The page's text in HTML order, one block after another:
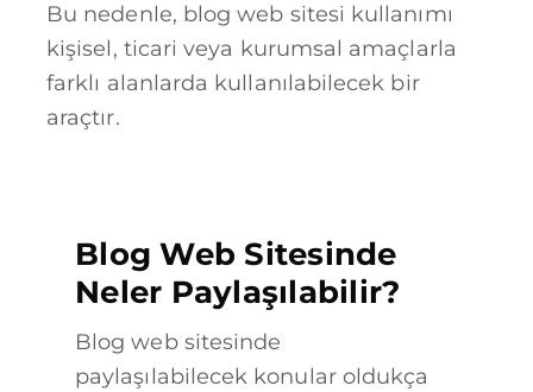
Bu nedenle, blog web sitesi kullanımı
kişisel, ticari veya kurumsal amaçlarla
farklı alanlarda kullanılabilecek bir
araçtır.
Blog Web Sitesinde
Neler Paylaşılabilir?
Blog web sitesinde
paylaşılabilecek konular oldukça